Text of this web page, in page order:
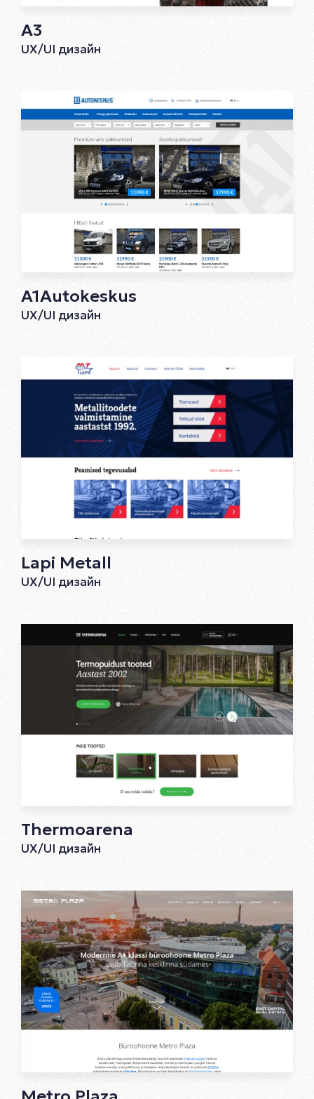
A3
UX/UI дизайн
A1Autokeskus
UX/UI дизайн
Lapi Metall
UX/UI дизайн
Thermoarena
UX/UI дизайн